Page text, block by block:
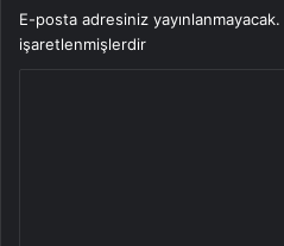
E-posta adresiniz yayınlanmayacak.
işaretlenmişlerdir